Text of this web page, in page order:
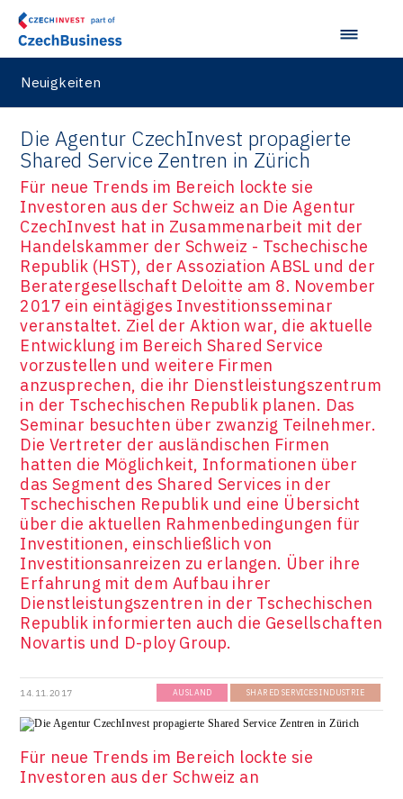
Neuigkeiten
Die Agentur CzechInvest propagierte
Shared Service Zentren in Zürich
Für neue Trends im Bereich lockte sie
Investoren aus der Schweiz an Die Agentur
CzechInvest hat in Zusammenarbeit mit der
Handelskammer der Schweiz - Tschechische
Republik (HST), der Assoziation ABSL und der
Beratergesellschaft Deloitte am 8. November
2017 ein eintägiges Investitionsseminar
veranstaltet. Ziel der Aktion war, die aktuelle
Entwicklung im Bereich Shared Service
vorzustellen und weitere Firmen
anzusprechen, die ihr Dienstleistungszentrum
in der Tschechischen Republik planen. Das
Seminar besuchten über zwanzig Teilnehmer.
Die Vertreter der ausländischen Firmen
hatten die Möglichkeit, Informationen über
das Segment des Shared Services in der
Tschechischen Republik und eine Übersicht
über die aktuellen Rahmenbedingungen für
Investitionen, einschließlich von
Investitionsanreizen zu erlangen. Über ihre
Erfahrung mit dem Aufbau ihrer
Dienstleistungszentren in der Tschechischen
Republik informierten auch die Gesellschaften
Novartis und D-ploy Group.
14.11.2017 AUSLAND SHARED SERVICES INDUSTRIE
Für neue Trends im Bereich lockte sie
Investoren aus der Schweiz an